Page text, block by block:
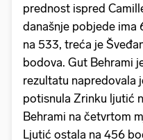
prednost ispred
današnje pobjede ima
na 533, treća je
bodova. Gut Behrami
rezultatu napredovala
potisnula Zrinku ljutić
Behrami na četvrtom
Ljutić ostala na 456